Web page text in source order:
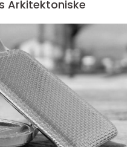
Arkitektoniske